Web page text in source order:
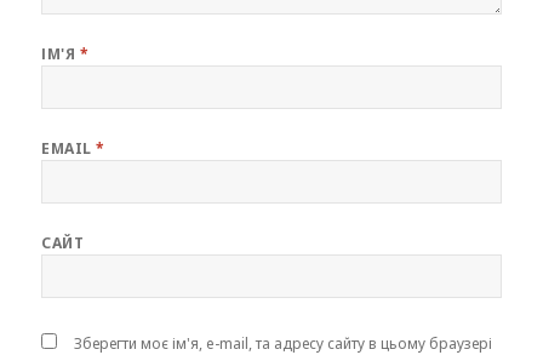
ІМ'Я *
EMAIL*
САЙТ
Зберегти моє ім'я, e-mail, та адресу сайту в цьому браузері